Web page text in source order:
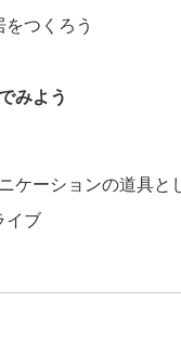
つくろう
みよう
ケーションの道具と
イブ